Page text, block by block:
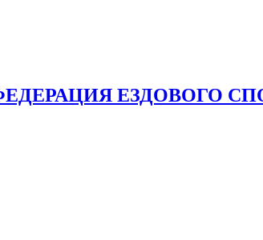
ЕЗДОВОГО